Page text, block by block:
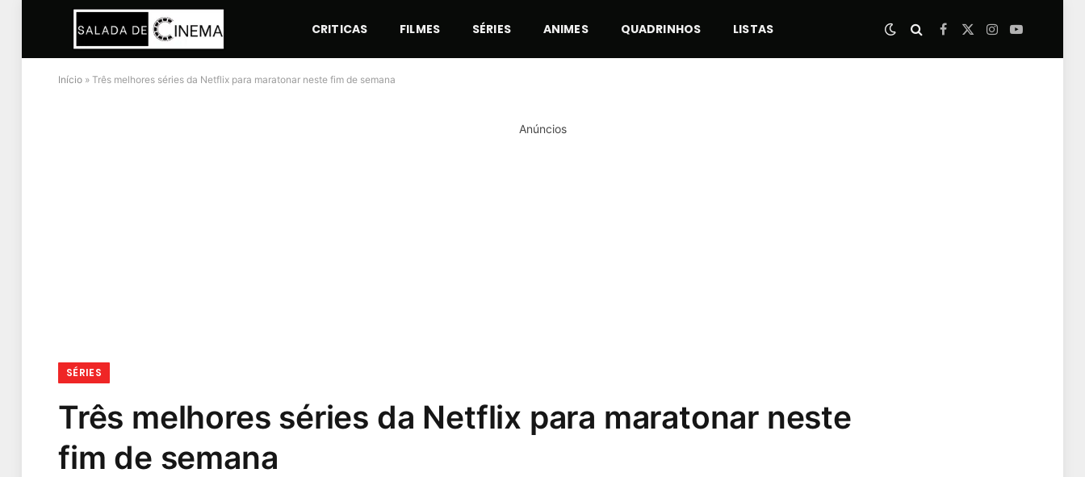
CRITICAS FILMES SÉRIES ANIMES QUADRINHOS LISTAS Facebook
X
Instagram
YouTube
Início » Três melhores séries da Netflix para maratonar neste fim de semana
Anúncios
SÉRIES
Três melhores séries da Netflix para maratonar neste
fim de semana